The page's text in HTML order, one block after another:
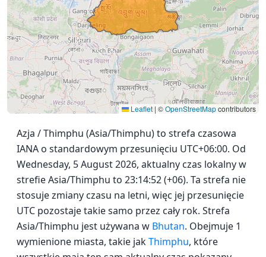
Leaflet | ©OpenStreetMapcontributors
Azja / Thimphu (Asia/Thimphu) to strefa czasowa
IANA o standardowym przesunięciu UTC+06:00. Od
Wednesday, 5 August 2026, aktualny czas lokalny w
strefie Asia/Thimphu to 23:14:52 (+06). Ta strefa nie
stosuje zmiany czasu na letni, więc jej przesunięcie
UTC pozostaje takie samo przez cały rok. Strefa
Asia/Thimphu jest używana w Bhutan. Obejmuje 1
wymienione miasta, takie jakThimphu, które